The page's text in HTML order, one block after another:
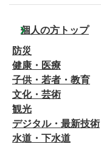
個人の方トップ
防災
健康・医療
子供・若者・教育
文化・芸術
観光
デジタル・最新技術
水道・下水道